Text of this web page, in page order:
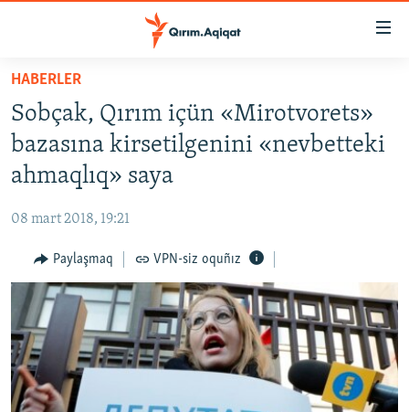
Esas
qaytmaq
Baş
navigatsiyağa
qaytmaq
Qıdıruvğa
HABERLER
SİYASET
İQTİSADİYAT
MEDENİYET
İNSAN AQLARI
VİDEO
SÜRET
BLOGLAR
FİKİR
HABERLER
Sobçak, Qırım içün «Mirotvorets»
bazasına kirsetilgenini «nevbetteki
ahmaqlıq» saya
08 mart 2018, 19:21
Paylaşmaq VPN-siz oquñız